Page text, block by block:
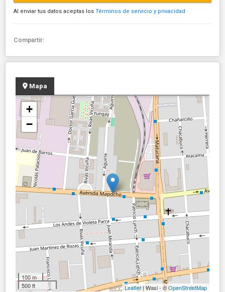
Al enviar tus datos aceptas los Términos de servicio y privacidad
Compartir:
Mapa
+
−
100 m
500 ft
Leaflet| Wasi - ©OpenStreetMap